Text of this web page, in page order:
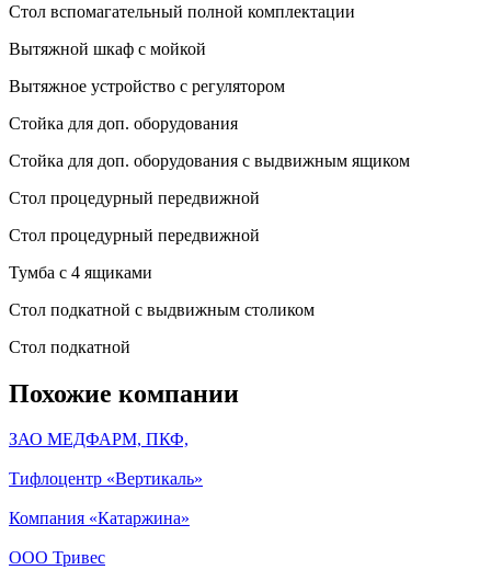
Стол вспомагательный полной комплектации
Вытяжной шкаф с мойкой
Вытяжное устройство с регулятором
Стойка для доп. оборудования
Стойка для доп. оборудования с выдвижным ящиком
Стол процедурный передвижной
Стол процедурный передвижной
Тумба с 4 ящиками
Стол подкатной с выдвижным столиком
Стол подкатной
Похожие компании
ЗАО МЕДФАРМ, ПКФ,
Тифлоцентр «Вертикаль»
Компания «Катаржина»
ООО Тривес